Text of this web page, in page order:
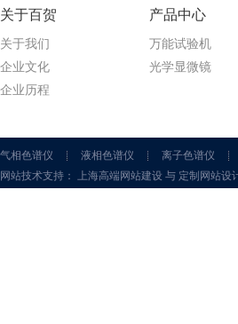
关于百贺
关于我们
企业文化
企业历程
产品中心
万能试验机
光学显微镜
气相色谱仪 液相色谱仪 离子色谱仪
网站技术支持： 上海高端网站建设 与 定制网站设